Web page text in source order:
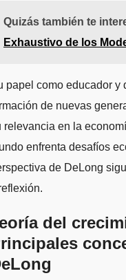
Quizás también te
Exhaustivo de los
papel como educador y
de nuevas
relevancia en la
enfrenta desafíos
de DeLong
del